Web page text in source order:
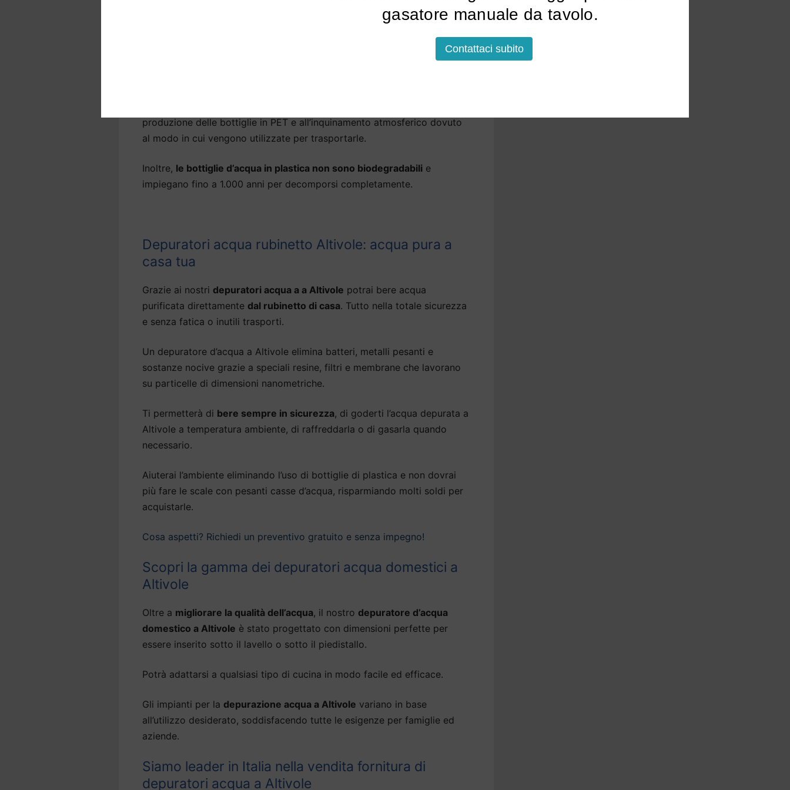
Depuratori acqua a Altivole che aiutano l’ambiente
gusto dell’acqua del rubinetto di
e preferiscono bere acqua in bottiglia. Ma questa non è più una
produzione delle bottiglie in PET e all’inquinamento atmosferico dovuto
al modo in cui vengono utilizzate per trasportarle.
Inoltre, le bottiglie d’acqua in plastica non sono biodegradabili e
impiegano fino a 1.000 anni per decomporsi completamente.
Depuratori acqua rubinetto Altivole: acqua pura a
casa tua
Grazie ai nostri depuratori acqua a a Altivole potrai bere acqua
purificata direttamente dal rubinetto di casa. Tutto nella totale sicurezza
e senza fatica o inutili trasporti.
Un depuratore d’acqua a Altivole elimina batteri, metalli pesanti e
sostanze nocive grazie a speciali resine, filtri e membrane che lavorano
su particelle di dimensioni nanometriche.
Ti permetterà di bere sempre in sicurezza, di goderti l’acqua depurata a
Altivole a temperatura ambiente, di raffreddarla o di gasarla quando
necessario.
Aiuterai l’ambiente eliminando l’uso di bottiglie di plastica e non dovrai
più fare le scale con pesanti casse d’acqua, risparmiando molti soldi per
acquistarle.
Cosa aspetti? Richiedi un preventivo gratuito e senza impegno!
Scopri la gamma dei depuratori acqua domestici a
Altivole
Oltre a migliorare la qualità dell’acqua, il nostro depuratore d’acqua
domestico a Altivole è stato progettato con dimensioni perfette per
essere inserito sotto il lavello o sotto il piedistallo.
Potrà adattarsi a qualsiasi tipo di cucina in modo facile ed efficace.
Gli impianti per la depurazione acqua a Altivole variano in base
all’utilizzo desiderato, soddisfacendo tutte le esigenze per famiglie ed
aziende.
Siamo leader in Italia nella vendita fornitura di
depuratori acqua a Altivole
gasatore manuale da tavolo.
Contattaci subito